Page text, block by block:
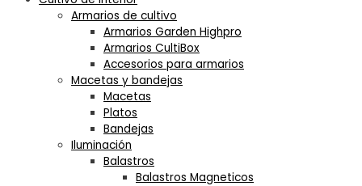
Armarios de cultivo
Armarios Garden Highpro
Armarios CultiBox
Accesorios para armarios
Macetas y bandejas
Macetas
Platos
Bandejas
Iluminación
Balastros
Balastros Magneticos